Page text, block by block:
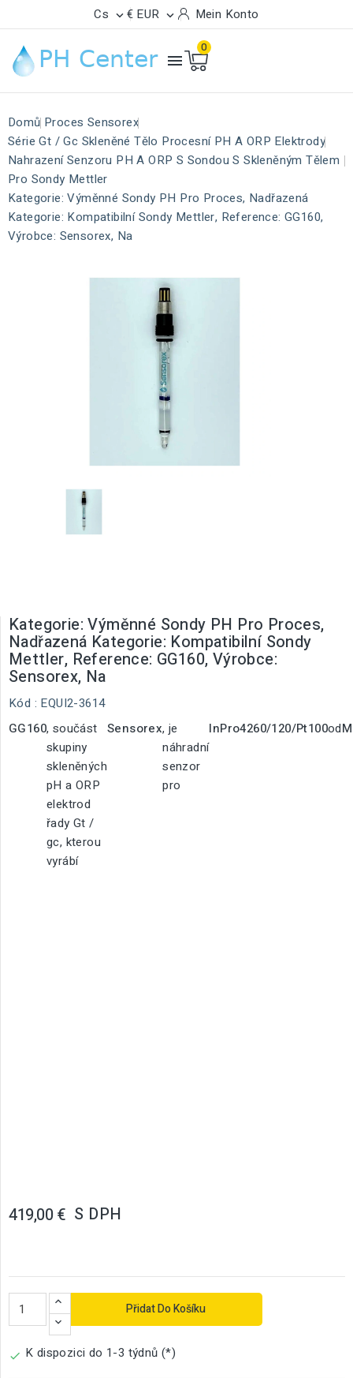
Cs  € EUR  Mein Konto

0
Domů Proces Sensorex
Série Gt / Gc Skleněné Tělo Procesní PH A ORP Elektrody
Nahrazení Senzoru PH A ORP S Sondou S Skleněným Tělem
Pro Sondy Mettler
Kategorie: Výměnné Sondy PH Pro Proces, Nadřazená
Kategorie: Kompatibilní Sondy Mettler, Reference: GG160,
Výrobce: Sensorex, Na
Kategorie: Výměnné Sondy PH Pro Proces,
Nadřazená Kategorie: Kompatibilní Sondy
Mettler, Reference: GG160, Výrobce:
Sensorex, Na
Kód : EQUI2-3614
GG160, součást
skupiny
skleněných
pH a ORP
elektrod
řady Gt /
gc, kterou
vyrábí
Sensorex, je
náhradní
senzor
pro
InPro4260/120/Pt100od
419,00 € S DPH
Přidat Do Košíku
 K dispozici do 1-3 týdnů (*)